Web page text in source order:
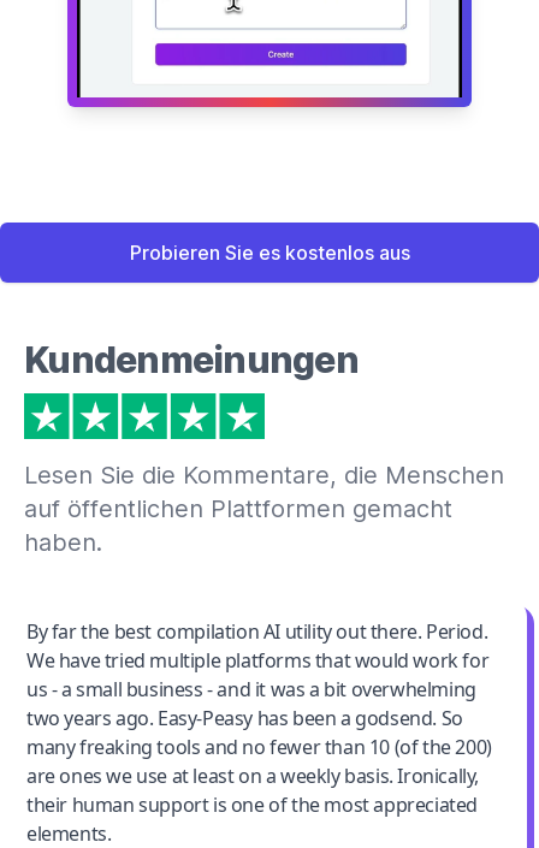
Probieren Sie es kostenlos aus
Kundenmeinungen
Lesen Sie die Kommentare, die Menschen
auf öffentlichen Plattformen gemacht
haben.
Jeff Wilson
By far the best compilation AI utility
By far the best compilation AI utility out there. Period.
We have tried multiple platforms that would work for
us - a small business - and it was a bit overwhelming
two years ago. Easy-Peasy has been a godsend. So
many freaking tools and no fewer than 10 (of the 200)
are ones we use at least on a weekly basis. Ironically,
their human support is one of the most appreciated
elements.